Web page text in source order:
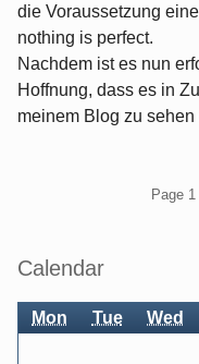
die Voraussetzung
nothing is perfect.
Nachdem ist es nun
Hoffnung, dass es in
meinem Blog zu sehen
Page
Sidebar
Calendar
Mon Tue Wed